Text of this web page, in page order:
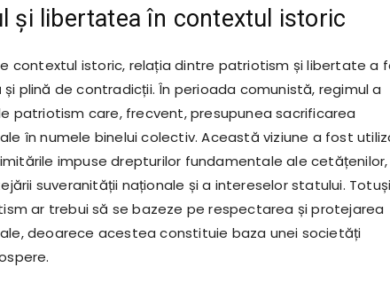
și libertatea în contextul istoric
contextul istoric, relația dintre patriotism și libertate a
plină de contradicții. În perioada comunistă, regimul a
patriotism care, frecvent, presupunea sacrificarea
în numele binelui colectiv. Această viziune a fost
impuse drepturilor fundamentale ale cetățenilor,
suveranității naționale și a intereselor statului.
ar trebui să se bazeze pe respectarea și protejarea
deoarece acestea constituie baza unei societăți